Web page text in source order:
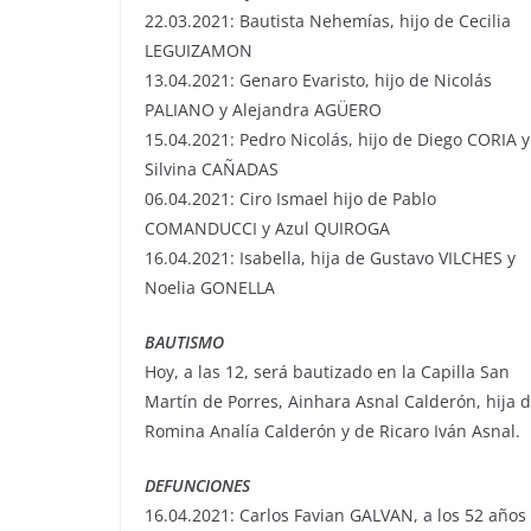
22.03.2021: Bautista Nehemías, hijo de Cecilia
LEGUIZAMON
13.04.2021: Genaro Evaristo, hijo de Nicolás
PALIANO y Alejandra AGÜERO
15.04.2021: Pedro Nicolás, hijo de Diego CORIA y
Silvina CAÑADAS
06.04.2021: Ciro Ismael hijo de Pablo
COMANDUCCI y Azul QUIROGA
16.04.2021: Isabella, hija de Gustavo VILCHES y
Noelia GONELLA
BAUTISMO
Hoy, a las 12, será bautizado en la Capilla San
Martín de Porres, Ainhara Asnal Calderón, hija
Romina Analía Calderón y de Ricaro Iván Asnal.
DEFUNCIONES
16.04.2021: Carlos Favian GALVAN, a los 52 años